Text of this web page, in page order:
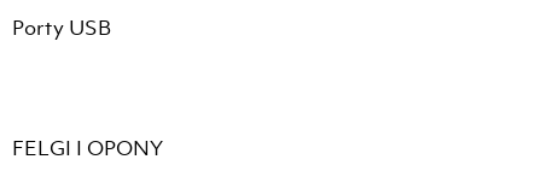
Porty USB
FELGI I OPONY